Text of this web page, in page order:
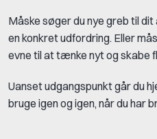
Måske søger du nye greb til
en konkret udfordring. Eller
evne til at tænke nyt og skabe
Uanset udgangspunkt går du
bruge igen og igen, når du har